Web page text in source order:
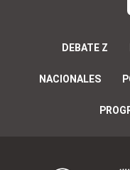
DEBATE Z
NACIONALES